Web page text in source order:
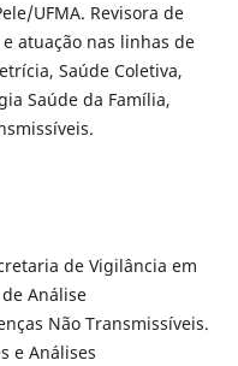
UFMA. Revisora de
atuação nas linhas de
Saúde Coletiva,
Saúde da Família,
de Vigilância em
Análise
Não Transmissíveis.
e Análises